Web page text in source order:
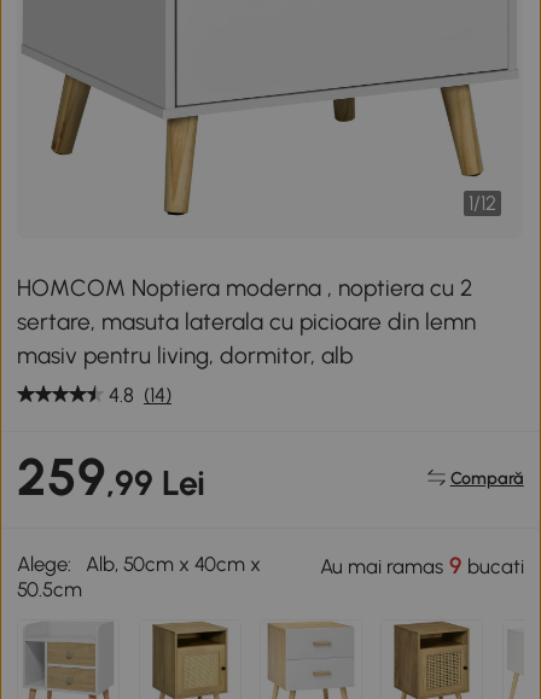
1/12
HOMCOM Noptiera moderna , noptiera cu 2
sertare, masuta laterala cu picioare din lemn
masiv pentru living, dormitor, alb
4.8 (14)
259,99 Lei Compară
Alege:
Alb, 50cm x 40cm x
50.5cm
Au mai ramas9 bucati